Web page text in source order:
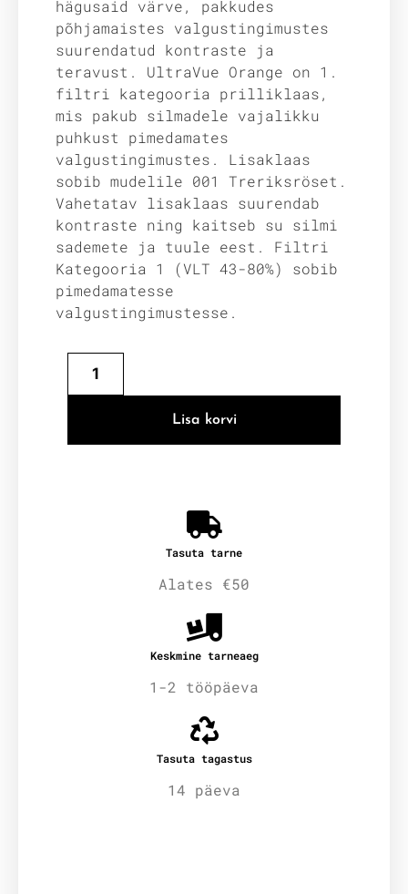
hägusaid värve, pakkudes
põhjamaistes valgustingimustes
suurendatud kontraste ja
teravust. UltraVue Orange on 1.
filtri kategooria prilliklaas,
mis pakub silmadele vajalikku
puhkust pimedamates
valgustingimustes. Lisaklaas
sobib mudelile 001 Treriksröset.
Vahetatav lisaklaas suurendab
kontraste ning kaitseb su silmi
sademete ja tuule eest. Filtri
Kategooria 1 (VLT 43-80%) sobib
pimedamatesse
valgustingimustesse.
Lisa korvi
Tasuta tarne
Alates €50
Keskmine tarneaeg
1-2 tööpäeva
Tasuta tagastus
14 päeva